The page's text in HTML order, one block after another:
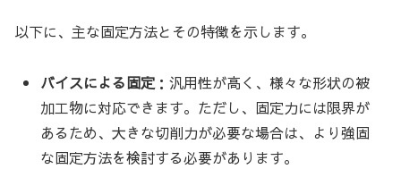
以下に、主な固定方法とその特徴を示します。
バイスによる固定 ：汎用性が高く、様々な形状の被
加工物に対応できます。ただし、固定力には限界が
あるため、大きな切削力が必要な場合は、より強固
な固定方法を検討する必要があります。